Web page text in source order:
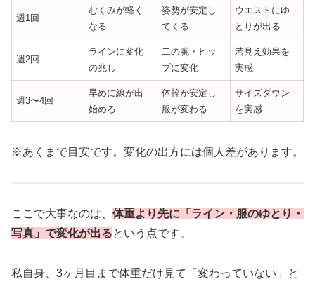
週1回
むくみが軽く
なる
姿勢が安定し
てくる
ウエストにゆ
とりが出る
週2回
ラインに変化
の兆し
二の腕・ヒッ
プに変化
若見え効果を
実感
週3〜4回
早めに線が出
始める
体幹が安定し
服が変わる
サイズダウン
を実感
※あくまで目安です。変化の出方には個人差があります。
ここで大事なのは、 体重より先に「ライン・服のゆとり・
写真」で変化が出るという点です。
私自身、3ヶ月目まで体重だけ見て「変わっていない」と